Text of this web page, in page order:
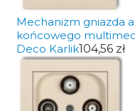
Mechanizm gniazda
końcowego
Deco Karlik104,56 zł